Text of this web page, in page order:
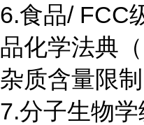
6.食品/ FCC
品化学法典
杂质含量限制
7.分子生物